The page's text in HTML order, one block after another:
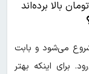
می‌شود و بابت
1.7 دلار بالا می‌رود. برای اینکه بهتر